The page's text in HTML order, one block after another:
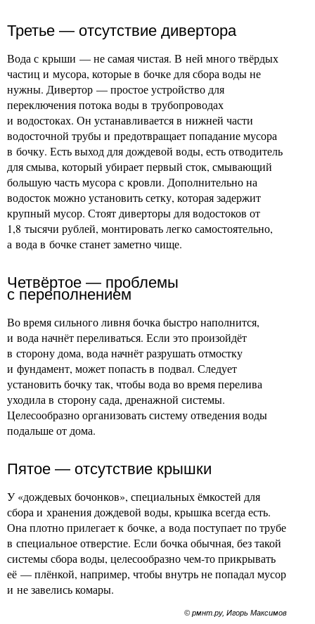
Третье — отсутствие дивертора
Вода с крыши — не самая чистая. В ней много твёрдых
частиц и мусора, которые в бочке для сбора воды не
нужны. Дивертор — простое устройство для
переключения потока воды в трубопроводах
и водостоках. Он устанавливается в нижней части
водосточной трубы и предотвращает попадание мусора
в бочку. Есть выход для дождевой воды, есть отводитель
для смыва, который убирает первый сток, смывающий
большую часть мусора с кровли. Дополнительно на
водосток можно установить сетку, которая задержит
крупный мусор. Стоят диверторы для водостоков от
1,8 тысячи рублей, монтировать легко самостоятельно,
а вода в бочке станет заметно чище.
Четвёртое — проблемы
с переполнением
Во время сильного ливня бочка быстро наполнится,
и вода начнёт переливаться. Если это произойдёт
в сторону дома, вода начнёт разрушать отмостку
и фундамент, может попасть в подвал. Следует
установить бочку так, чтобы вода во время перелива
уходила в сторону сада, дренажной системы.
Целесообразно организовать систему отведения воды
подальше от дома.
Пятое — отсутствие крышки
У «дождевых бочонков», специальных ёмкостей для
сбора и хранения дождевой воды, крышка всегда есть.
Она плотно прилегает к бочке, а вода поступает по трубе
в специальное отверстие. Если бочка обычная, без такой
системы сбора воды, целесообразно чем-то прикрывать
её — плёнкой, например, чтобы внутрь не попадал мусор
и не завелись комары.
© рмнт.ру, Игорь Максимов